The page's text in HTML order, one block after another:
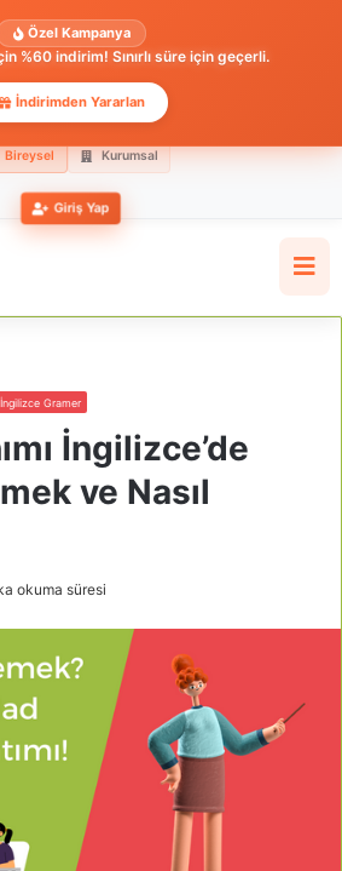
Özel Kampanya
%60 indirim! Sınırlı süre için geçerli.
İndirimden Yararlan
Bireysel Kurumsal
Giriş Yap
İngilizce Gramer
İngilizce’de
ve Nasıl
okuma süresi